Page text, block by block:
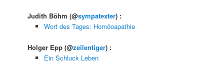
Judith Böhm(@sympatexter) :
Wort des Tages: Homöoapathie
Holger Epp(@zeilentiger) :
Ein Schluck Leben